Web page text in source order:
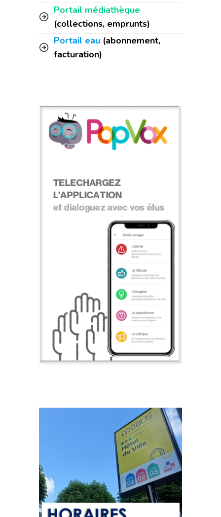
Portail médiathèque
(collections, emprunts)
Portail eau (abonnement,
facturation)